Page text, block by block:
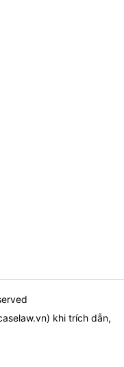
) khi trích dẫn,